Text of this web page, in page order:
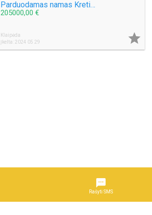

Rašyti SMS
Parduodamas namas Kretingos mieste
205000,00 €
Klaipėda
Įkelta: 2024 05 29
